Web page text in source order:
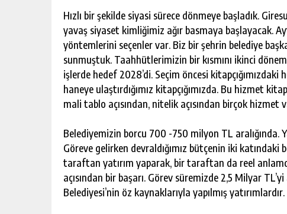
Hızlı bir şekilde siyasi sürece dönmeye başladık.
yavaş siyaset kimliğimiz ağır basmaya başlayacak.
yöntemlerini seçenler var. Biz bir şehrin belediye
sunmuştuk. Taahhütlerimizin bir kısmını ikinci
işlerde hedef 2028’di. Seçim öncesi
haneye ulaştırdığımız kitapçığımızda. Bu hizmet
mali tablo açısından, nitelik açısından birçok hizmet
Belediyemizin borcu 700 -750 milyon TL aralığında.
Göreve gelirken devraldığımız bütçenin iki
taraftan yatırım yaparak, bir taraftan da reel
açısından bir başarı. Görev süremizde 2,5 Milyar
Belediyesi’nin öz kaynaklarıyla yapılmış yatırımlardır.